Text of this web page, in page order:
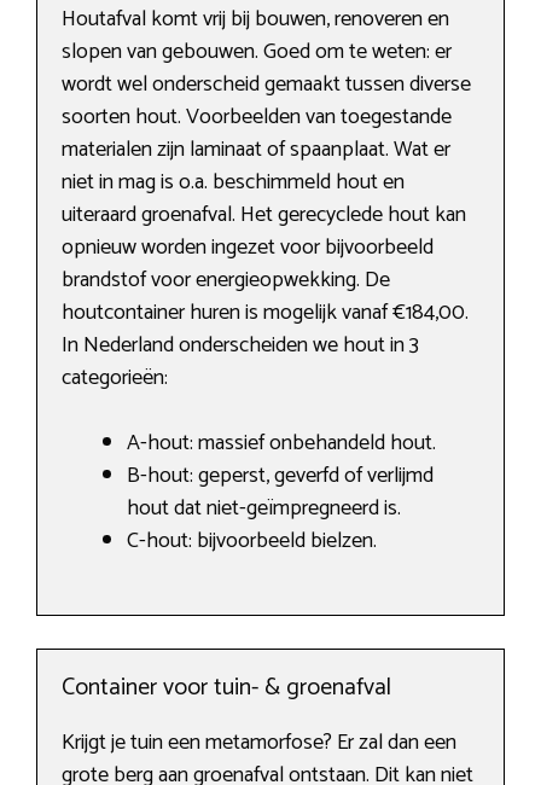
Houtafval komt vrij bij bouwen, renoveren en
slopen van gebouwen. Goed om te weten: er
wordt wel onderscheid gemaakt tussen diverse
soorten hout. Voorbeelden van toegestande
materialen zijn laminaat of spaanplaat. Wat er
niet in mag is o.a. beschimmeld hout en
uiteraard groenafval. Het gerecyclede hout kan
opnieuw worden ingezet voor bijvoorbeeld
brandstof voor energieopwekking. De
houtcontainer huren is mogelijk vanaf €184,00.
In Nederland onderscheiden we hout in 3
categorieën:
A-hout: massief onbehandeld hout.
B-hout: geperst, geverfd of verlijmd
hout dat niet-geïmpregneerd is.
C-hout: bijvoorbeeld bielzen.
Container voor tuin- & groenafval
Krijgt je tuin een metamorfose? Er zal dan een
grote berg aan groenafval ontstaan. Dit kan niet